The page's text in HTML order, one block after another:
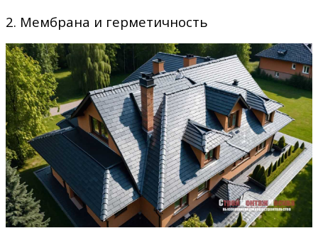
2. Мембрана и герметичность